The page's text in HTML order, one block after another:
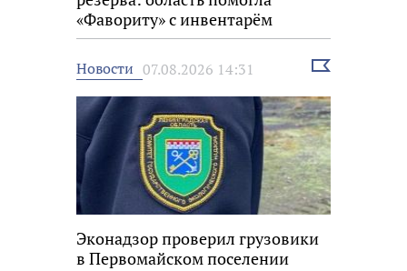
«Фавориту» с инвентарём
Новости 07.08.2026 14:31
Выбрать
Эконадзор проверил грузовики
в Первомайском поселении